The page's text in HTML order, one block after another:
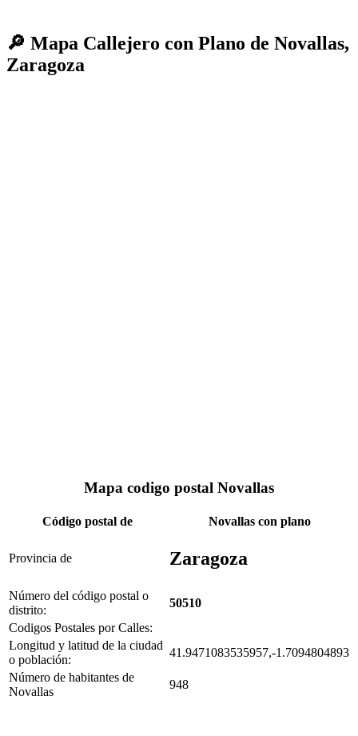
🔎 Mapa Callejero con Plano de Novallas,
Zaragoza
Mapa codigo postal Novallas
Código postal de Novallas con plano
Provincia de Zaragoza
Número del código postal o
distrito:
50510
Codigos Postales por Calles:
Longitud y latitud de la ciudad
o población:
41.9471083535957,-1.7094804893
Número de habitantes de
Novallas
948